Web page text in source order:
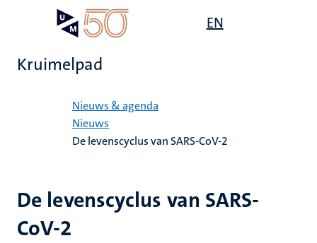
EN
Kruimelpad
Nieuws & agenda
Nieuws
De levenscyclus van SARS-CoV-2
De levenscyclus van SARS-
CoV-2